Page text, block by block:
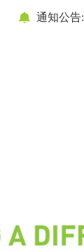
通知公告: